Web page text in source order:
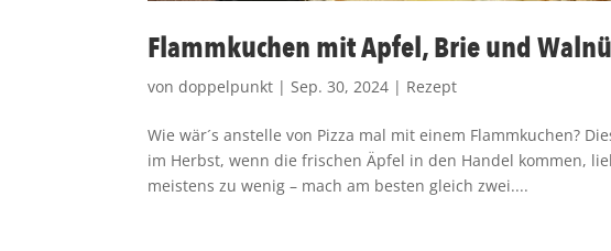
Flammkuchen mit Apfel, Brie und
vondoppelpunkt |Sep. 30, 2024 | Rezept
Wie wär´s anstelle von Pizza mal mit einem Flammkuchen?
im Herbst, wenn die frischen Äpfel in den Handel kommen,
meistens zu wenig – mach am besten gleich zwei....